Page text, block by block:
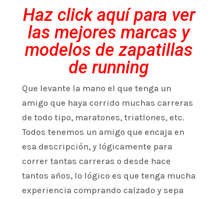
Haz click aquí para ver
las mejores marcas y
modelos de zapatillas
de running
Que levante la mano el que tenga un
amigo que haya corrido muchas carreras
de todo tipo, maratones, triatlones, etc.
Todos tenemos un amigo que encaja en
esa descripción, y lógicamente para
correr tantas carreras o desde hace
tantos años, lo lógico es que tenga mucha
experiencia comprando calzado y sepa